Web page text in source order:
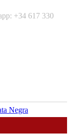
+34 617 330